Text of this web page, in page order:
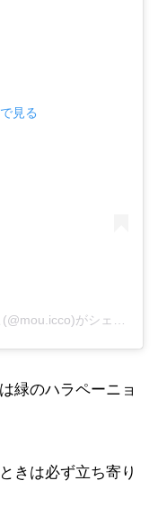
見る
緑のハラペーニョ
きは必ず立ち寄り